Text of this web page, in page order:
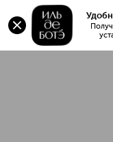
Colorful Special
Colorful Special